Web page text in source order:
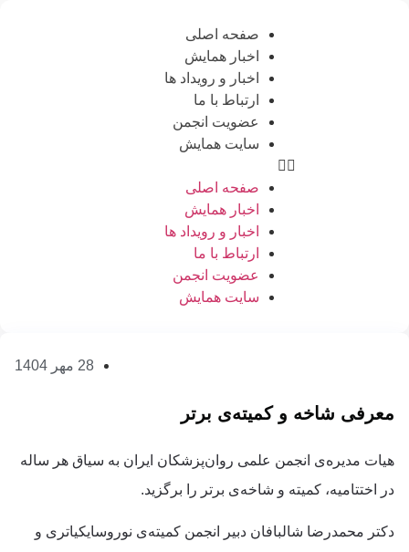
صفحه اصلی
اخبار همایش
اخبار و رویداد ها
ارتباط با ما
عضویت انجمن
سایت همایش
صفحه اصلی
اخبار همایش
اخبار و رویداد ها
ارتباط با ما
عضویت انجمن
سایت همایش
28 مهر 1404
معرفی شاخه و کمیته‌ی برتر
هیات مدیره‌ی انجمن علمی روان‌پزشکان ایران به سیاق هر ساله
در اختتامیه، کمیته و شاخه‌ی برتر را برگزید.
دکتر محمدرضا شالبافان دبیر انجمن کمیته‌ی نوروسایکیاتری و